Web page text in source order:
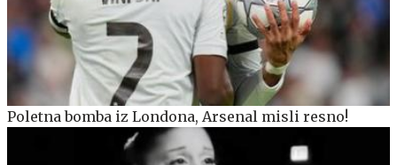
Poletna bomba iz Londona, Arsenal misli resno!